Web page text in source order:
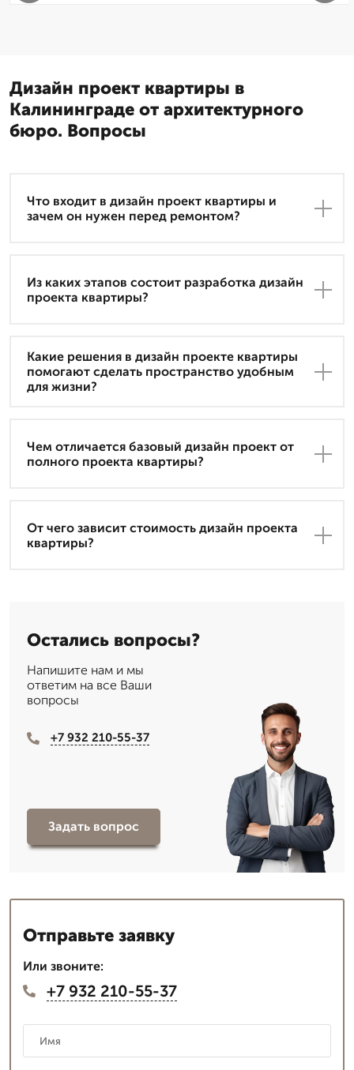
Дизайн проект квартиры в
Калининграде от архитектурного
бюро. Вопросы
Что входит в дизайн проект квартиры и
зачем он нужен перед ремонтом?
Из каких этапов состоит разработка дизайн
проекта квартиры?
Какие решения в дизайн проекте квартиры
помогают сделать пространство удобным
для жизни?
Чем отличается базовый дизайн проект от
полного проекта квартиры?
От чего зависит стоимость дизайн проекта
квартиры?
Остались вопросы?
Напишите нам и мы
ответим на все Ваши
вопросы
+7 932 210-55-37
Задать вопрос
Отправьте заявку
Или звоните:
+7 932 210-55-37